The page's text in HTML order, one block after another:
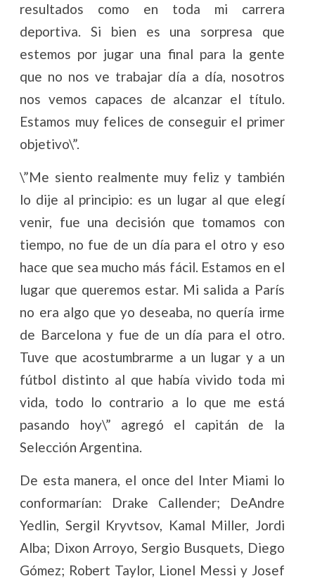
resultados como en toda mi carrera
deportiva. Si bien es una sorpresa que
estemos por jugar una final para la gente
que no nos ve trabajar día a día, nosotros
nos vemos capaces de alcanzar el título.
Estamos muy felices de conseguir el primer
objetivo\”.
\”Me siento realmente muy feliz y también
lo dije al principio: es un lugar al que elegí
venir, fue una decisión que tomamos con
tiempo, no fue de un día para el otro y eso
hace que sea mucho más fácil. Estamos en el
lugar que queremos estar. Mi salida a París
no era algo que yo deseaba, no quería irme
de Barcelona y fue de un día para el otro.
Tuve que acostumbrarme a un lugar y a un
fútbol distinto al que había vivido toda mi
vida, todo lo contrario a lo que me está
pasando hoy\” agregó el capitán de la
Selección Argentina.
De esta manera, el once del Inter Miami lo
conformarían: Drake Callender; DeAndre
Yedlin, Sergil Kryvtsov, Kamal Miller, Jordi
Alba; Dixon Arroyo, Sergio Busquets, Diego
Gómez; Robert Taylor, Lionel Messi y Josef